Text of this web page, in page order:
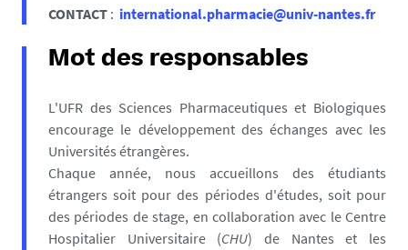
CONTACT : international.pharmacie@univ-nantes.fr
Mot des responsables
L'UFR des Sciences Pharmaceutiques et Biologiques
encourage le développement des échanges avec les
Universités étrangères.
Chaque année, nous accueillons des étudiants
étrangers soit pour des périodes d'études, soit pour
des périodes de stage, en collaboration avec le Centre
Hospitalier Universitaire (CHU) de Nantes et les